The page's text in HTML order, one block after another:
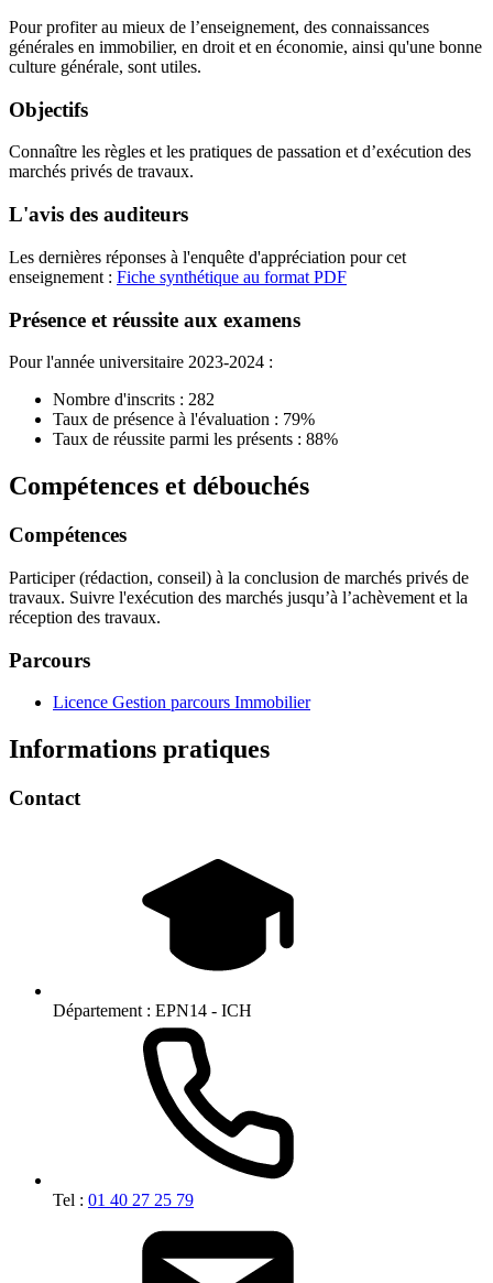
Pour profiter au mieux de l’enseignement, des connaissances
générales en immobilier, en droit et en économie, ainsi qu'une bonne
culture générale, sont utiles.
Objectifs
Connaître les règles et les pratiques de passation et d’exécution des
marchés privés de travaux.
L'avis des auditeurs
Les dernières réponses à l'enquête d'appréciation pour cet
enseignement : Fiche synthétique au format PDF
Présence et réussite aux examens
Pour l'année universitaire 2023-2024 :
Nombre d'inscrits : 282
Taux de présence à l'évaluation : 79%
Taux de réussite parmi les présents : 88%
Compétences et débouchés
Compétences
Participer (rédaction, conseil) à la conclusion de marchés privés de
travaux. Suivre l'exécution des marchés jusqu’à l’achèvement et la
réception des travaux.
Parcours
Licence Gestion parcours Immobilier
Informations pratiques
Contact
Département : EPN14 - ICH
Tel : 01 40 27 25 79